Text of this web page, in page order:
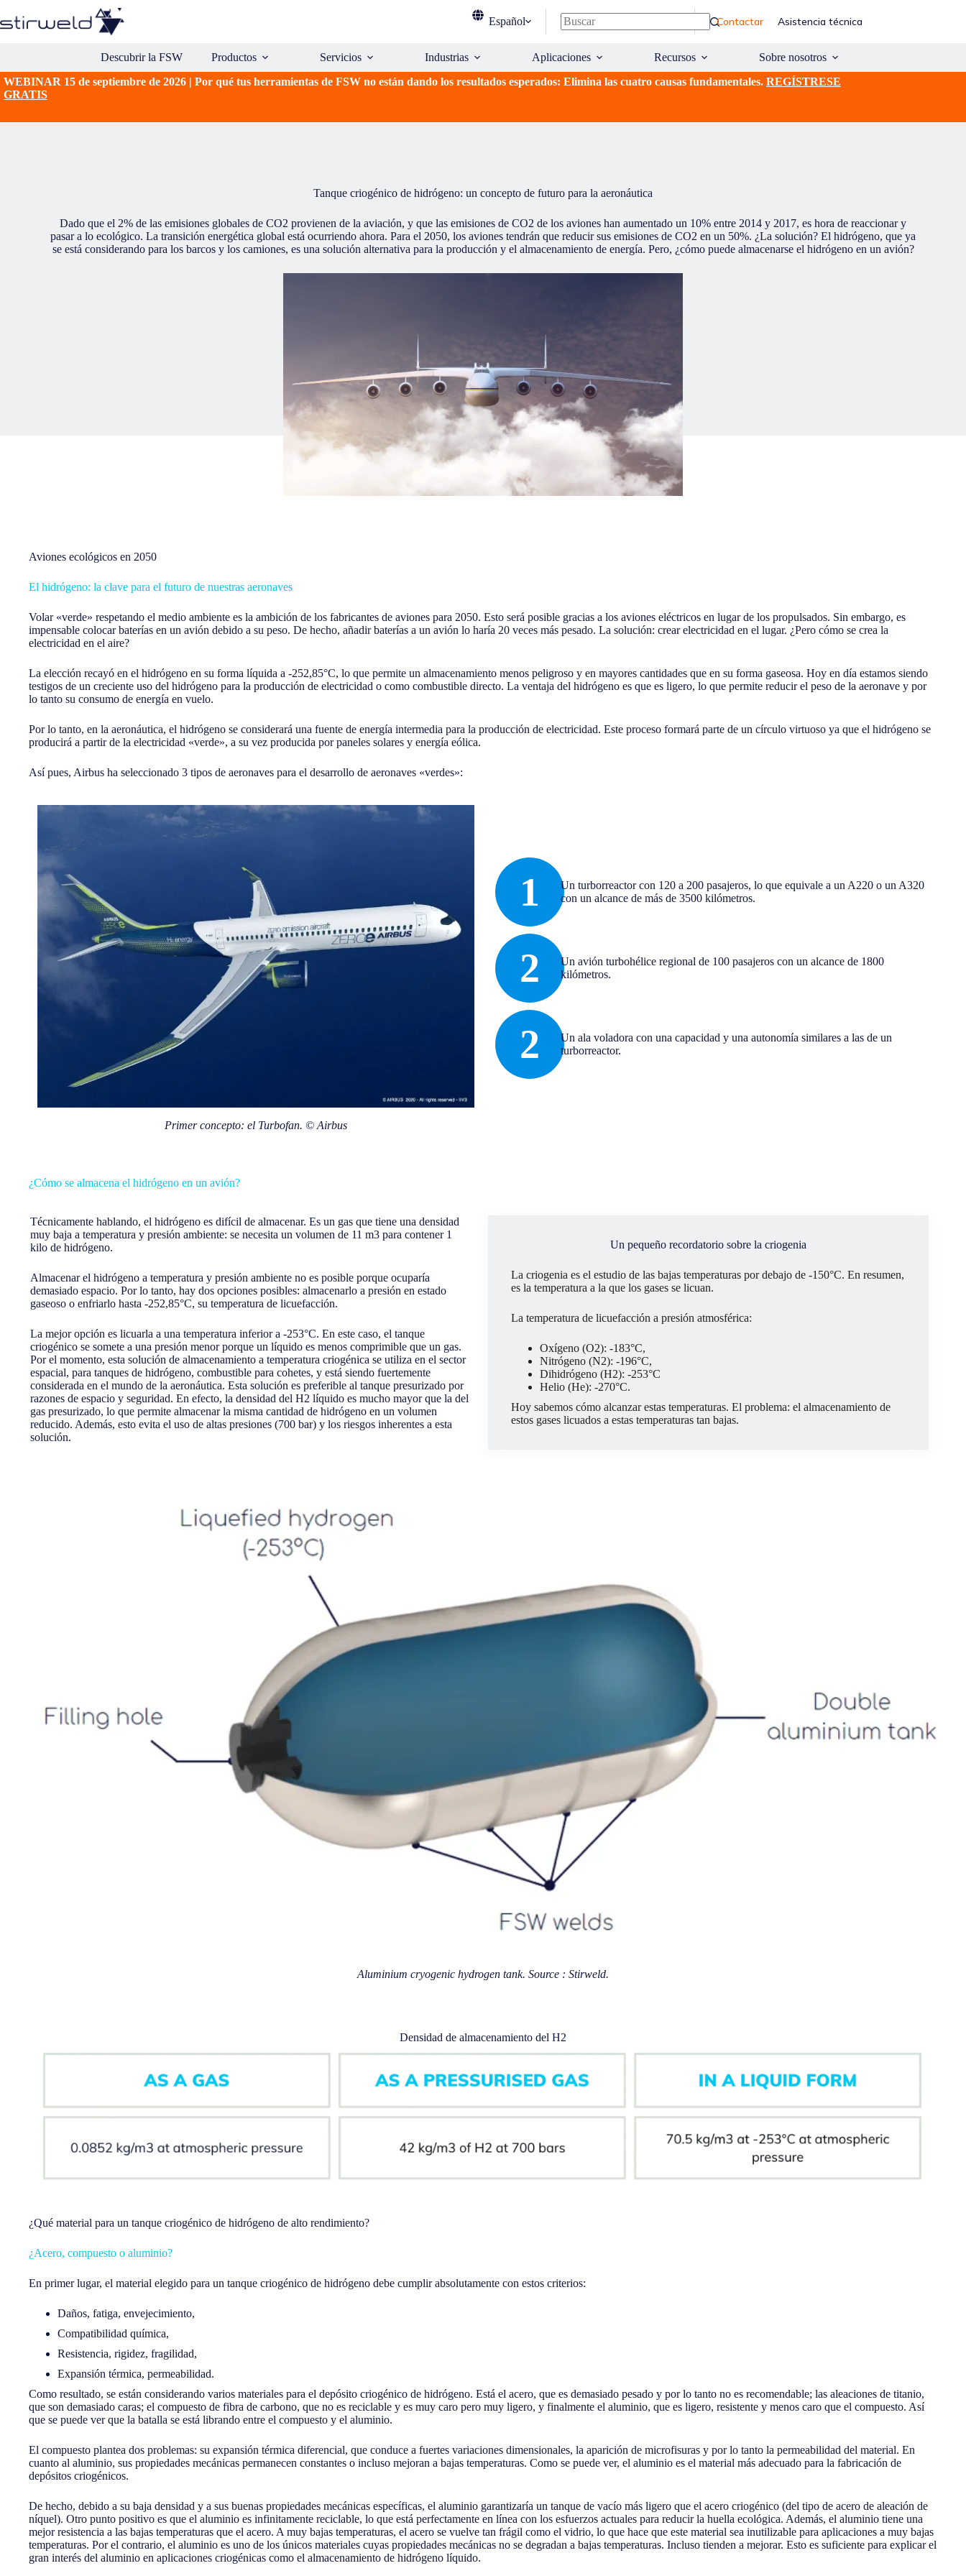
al
contenido
Español
Contactar Asistencia técnica
Descubrir la FSW Productos Servicios Industrias Aplicaciones Recursos
Sobre nosotros
WEBINAR 15 de septiembre de 2026 | Por qué tus herramientas de FSW no están dando los resultados esperados: Elimina las cuatro causas fundamentales. REGÍSTRESE
GRATIS
Tanque criogénico de hidrógeno: un concepto de futuro para la aeronáutica
Dado que el 2% de las emisiones globales de CO2 provienen de la aviación, y que las emisiones de CO2 de los aviones han aumentado un 10% entre 2014 y 2017, es hora de reaccionar y
pasar a lo ecológico. La transición energética global está ocurriendo ahora. Para el 2050, los aviones tendrán que reducir sus emisiones de CO2 en un 50%. ¿La solución? El hidrógeno, que ya
se está considerando para los barcos y los camiones, es una solución alternativa para la producción y el almacenamiento de energía. Pero, ¿cómo puede almacenarse el hidrógeno en un avión?
Aviones ecológicos en 2050
El hidrógeno: la clave para el futuro de nuestras aeronaves
Volar «verde» respetando el medio ambiente es la ambición de los fabricantes de aviones para 2050. Esto será posible gracias a los aviones eléctricos en lugar de los propulsados. Sin embargo, es
impensable colocar baterías en un avión debido a su peso. De hecho, añadir baterías a un avión lo haría 20 veces más pesado. La solución: crear electricidad en el lugar. ¿Pero cómo se crea la
electricidad en el aire?
La elección recayó en el hidrógeno en su forma líquida a -252,85°C, lo que permite un almacenamiento menos peligroso y en mayores cantidades que en su forma gaseosa. Hoy en día estamos siendo
testigos de un creciente uso del hidrógeno para la producción de electricidad o como combustible directo. La ventaja del hidrógeno es que es ligero, lo que permite reducir el peso de la aeronave y por
lo tanto su consumo de energía en vuelo.
Por lo tanto, en la aeronáutica, el hidrógeno se considerará una fuente de energía intermedia para la producción de electricidad. Este proceso formará parte de un círculo virtuoso ya que el hidrógeno se
producirá a partir de la electricidad «verde», a su vez producida por paneles solares y energía eólica.
Así pues, Airbus ha seleccionado 3 tipos de aeronaves para el desarrollo de aeronaves «verdes»:
Primer concepto: el Turbofan. © Airbus
1
Un turborreactor con 120 a 200 pasajeros, lo que equivale a un A220 o un A320
con un alcance de más de 3500 kilómetros.
2
Un avión turbohélice regional de 100 pasajeros con un alcance de 1800
kilómetros.
2
Un ala voladora con una capacidad y una autonomía similares a las de un
turborreactor.
¿Cómo se almacena el hidrógeno en un avión?
Técnicamente hablando, el hidrógeno es difícil de almacenar. Es un gas que tiene una densidad
muy baja a temperatura y presión ambiente: se necesita un volumen de 11 m3 para contener 1
kilo de hidrógeno.
Almacenar el hidrógeno a temperatura y presión ambiente no es posible porque ocuparía
demasiado espacio. Por lo tanto, hay dos opciones posibles: almacenarlo a presión en estado
gaseoso o enfriarlo hasta -252,85°C, su temperatura de licuefacción.
La mejor opción es licuarla a una temperatura inferior a -253°C. En este caso, el tanque
criogénico se somete a una presión menor porque un líquido es menos comprimible que un gas.
Por el momento, esta solución de almacenamiento a temperatura criogénica se utiliza en el sector
espacial, para tanques de hidrógeno, combustible para cohetes, y está siendo fuertemente
considerada en el mundo de la aeronáutica. Esta solución es preferible al tanque presurizado por
razones de espacio y seguridad. En efecto, la densidad del H2 líquido es mucho mayor que la del
gas presurizado, lo que permite almacenar la misma cantidad de hidrógeno en un volumen
reducido. Además, esto evita el uso de altas presiones (700 bar) y los riesgos inherentes a esta
solución.
Un pequeño recordatorio sobre la criogenia
La criogenia es el estudio de las bajas temperaturas por debajo de -150°C. En resumen,
es la temperatura a la que los gases se licuan.
La temperatura de licuefacción a presión atmosférica:
Oxígeno (O2): -183°C,
Nitrógeno (N2): -196°C,
Dihidrógeno (H2): -253°C
Helio (He): -270°C.
Hoy sabemos cómo alcanzar estas temperaturas. El problema: el almacenamiento de
estos gases licuados a estas temperaturas tan bajas.
Aluminium cryogenic hydrogen tank. Source : Stirweld.
Densidad de almacenamiento del H2
¿Qué material para un tanque criogénico de hidrógeno de alto rendimiento?
¿Acero, compuesto o aluminio?
En primer lugar, el material elegido para un tanque criogénico de hidrógeno debe cumplir absolutamente con estos criterios:
Daños, fatiga, envejecimiento,
Compatibilidad química,
Resistencia, rigidez, fragilidad,
Expansión térmica, permeabilidad.
Como resultado, se están considerando varios materiales para el depósito criogénico de hidrógeno. Está el acero, que es demasiado pesado y por lo tanto no es recomendable; las aleaciones de titanio,
que son demasiado caras; el compuesto de fibra de carbono, que no es reciclable y es muy caro pero muy ligero, y finalmente el aluminio, que es ligero, resistente y menos caro que el compuesto. Así
que se puede ver que la batalla se está librando entre el compuesto y el aluminio.
El compuesto plantea dos problemas: su expansión térmica diferencial, que conduce a fuertes variaciones dimensionales, la aparición de microfisuras y por lo tanto la permeabilidad del material. En
cuanto al aluminio, sus propiedades mecánicas permanecen constantes o incluso mejoran a bajas temperaturas. Como se puede ver, el aluminio es el material más adecuado para la fabricación de
depósitos criogénicos.
De hecho, debido a su baja densidad y a sus buenas propiedades mecánicas específicas, el aluminio garantizaría un tanque de vacío más ligero que el acero criogénico (del tipo de acero de aleación de
níquel). Otro punto positivo es que el aluminio es infinitamente reciclable, lo que está perfectamente en línea con los esfuerzos actuales para reducir la huella ecológica. Además, el aluminio tiene una
mejor resistencia a las bajas temperaturas que el acero. A muy bajas temperaturas, el acero se vuelve tan frágil como el vidrio, lo que hace que este material sea inutilizable para aplicaciones a muy bajas
temperaturas. Por el contrario, el aluminio es uno de los únicos materiales cuyas propiedades mecánicas no se degradan a bajas temperaturas. Incluso tienden a mejorar. Esto es suficiente para explicar el
gran interés del aluminio en aplicaciones criogénicas como el almacenamiento de hidrógeno líquido.